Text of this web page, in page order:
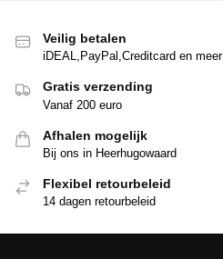
Veilig betalen
iDEAL,PayPal,Creditcard en meer
Gratis verzending
Vanaf 200 euro
Afhalen mogelijk
Bij ons in Heerhugowaard
Flexibel retourbeleid
14 dagen retourbeleid